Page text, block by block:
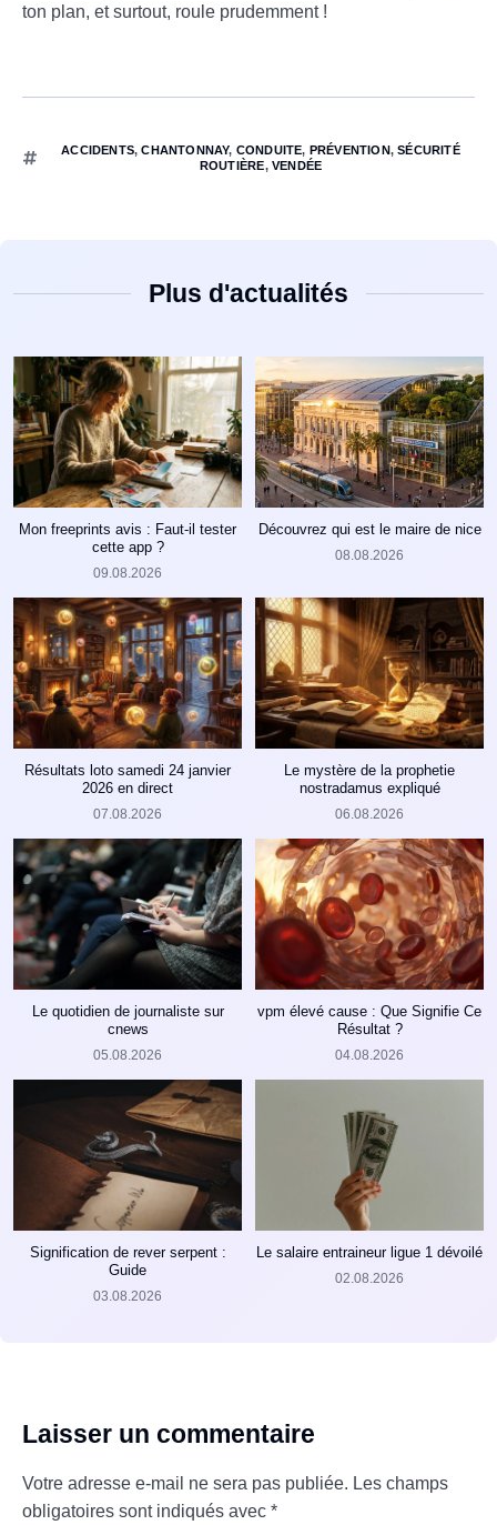
ton plan, et surtout, roule prudemment !
ACCIDENTS,CHANTONNAY, CONDUITE, PRÉVENTION,SÉCURITÉ
ROUTIÈRE, VENDÉE
Plus d'actualités
Mon freeprints avis : Faut-il tester
cette app ?
09.08.2026
Découvrez qui est le maire de nice
08.08.2026
Résultats loto samedi 24 janvier
2026 en direct
07.08.2026
Le mystère de la prophetie
nostradamus expliqué
06.08.2026
Le quotidien de journaliste sur
cnews
05.08.2026
vpm élevé cause : Que Signifie Ce
Résultat ?
04.08.2026
Signification de rever serpent :
Guide
03.08.2026
Le salaire entraineur ligue 1 dévoilé
02.08.2026
Laisser un commentaire
Votre adresse e-mail ne sera pas publiée. Les champs
obligatoires sont indiqués avec *